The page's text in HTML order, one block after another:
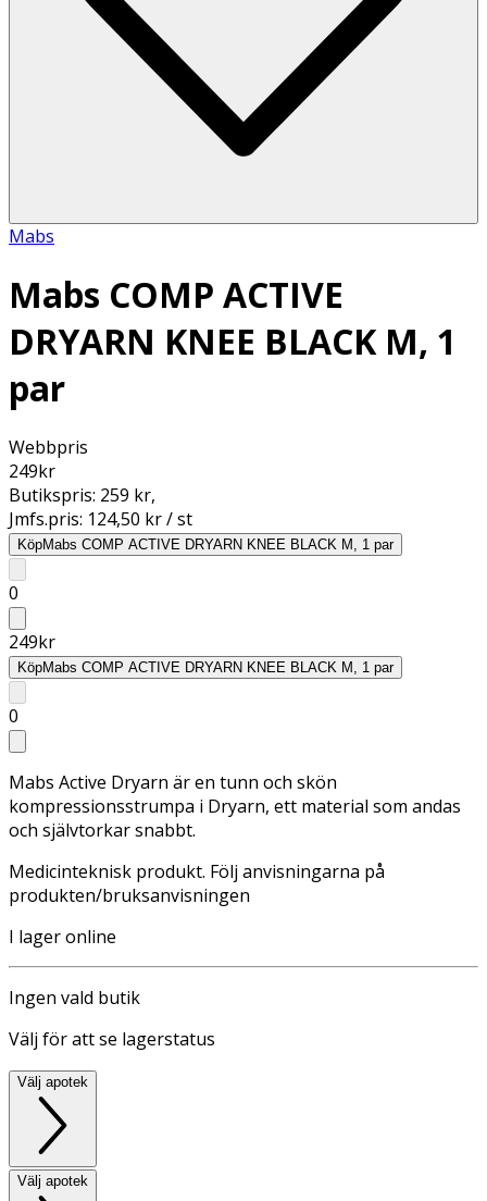
Mabs
Mabs COMP ACTIVE
DRYARN KNEE BLACK M, 1
par
Webbpris
249kr
Butikspris: 259 kr,
Jmfs.pris: 124,50 kr / st
KöpMabs COMP ACTIVE DRYARN KNEE BLACK M, 1 par
0
249kr
KöpMabs COMP ACTIVE DRYARN KNEE BLACK M, 1 par
0
Mabs Active Dryarn är en tunn och skön
kompressionsstrumpa i Dryarn, ett material som andas
och självtorkar snabbt.
Medicinteknisk produkt. Följ anvisningarna på
produkten/bruksanvisningen
I lager online
Ingen vald butik
Välj för att se lagerstatus
Välj apotek
Välj apotek